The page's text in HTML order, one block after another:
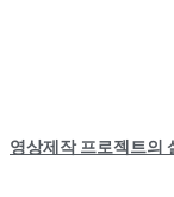
영상제작 프로젝트의